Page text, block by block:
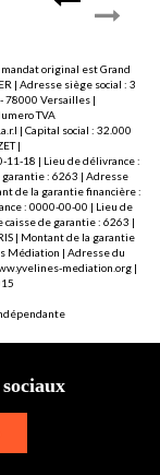
original est Grand
| Adresse siège social : 3
78000 Versailles |
TVA
| Capital social : 32.000
|
11-18 | Lieu de délivrance :
garantie : 6263 | Adresse
de la garantie financière :
: 0000-00-00 | Lieu de
caisse de garantie : 6263 |
| Montant de la garantie
Médiation | Adresse du
mediation.org|